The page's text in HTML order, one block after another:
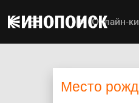
Онлайн-
Место